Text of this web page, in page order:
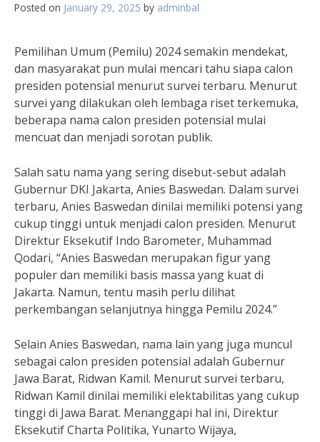
Posted on January 29, 2025 by adminbal
Pemilihan Umum (Pemilu) 2024 semakin mendekat,
dan masyarakat pun mulai mencari tahu siapa calon
presiden potensial menurut survei terbaru. Menurut
survei yang dilakukan oleh lembaga riset terkemuka,
beberapa nama calon presiden potensial mulai
mencuat dan menjadi sorotan publik.
Salah satu nama yang sering disebut-sebut adalah
Gubernur DKI Jakarta, Anies Baswedan. Dalam survei
terbaru, Anies Baswedan dinilai memiliki potensi yang
cukup tinggi untuk menjadi calon presiden. Menurut
Direktur Eksekutif Indo Barometer, Muhammad
Qodari, “Anies Baswedan merupakan figur yang
populer dan memiliki basis massa yang kuat di
Jakarta. Namun, tentu masih perlu dilihat
perkembangan selanjutnya hingga Pemilu 2024.”
Selain Anies Baswedan, nama lain yang juga muncul
sebagai calon presiden potensial adalah Gubernur
Jawa Barat, Ridwan Kamil. Menurut survei terbaru,
Ridwan Kamil dinilai memiliki elektabilitas yang cukup
tinggi di Jawa Barat. Menanggapi hal ini, Direktur
Eksekutif Charta Politika, Yunarto Wijaya,